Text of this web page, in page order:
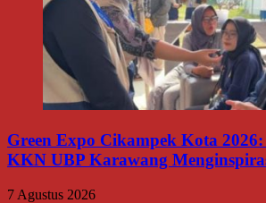
Green Expo Cikampek Kota
KKN UBP Karawang
7 Agustus 2026